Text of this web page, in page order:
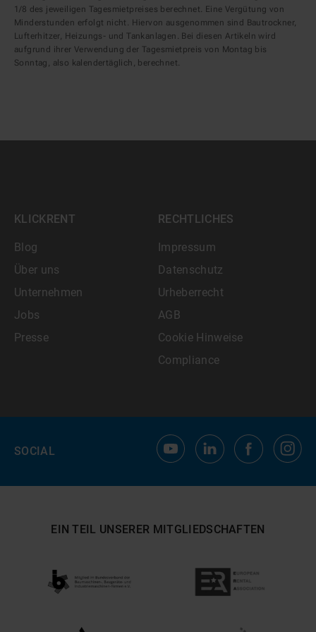
1/8 des jeweiligen Tagesmietpreises berechnet. Eine Vergütung von
Minderstunden erfolgt nicht. Hiervon ausgenommen sind Bautrockner,
Lufterhitzer, Heizungs- und Tankanlagen. Bei diesen Artikeln wird
aufgrund ihrer Verwendung der Tagesmietpreis von Montag bis
Sonntag, also kalendertäglich, berechnet.
KLICKRENT
Blog
Über uns
Unternehmen
Jobs
Presse
RECHTLICHES
Impressum
Datenschutz
Urheberrecht
AGB
Cookie Hinweise
Compliance
SOCIAL
EIN TEIL UNSERER MITGLIEDSCHAFTEN